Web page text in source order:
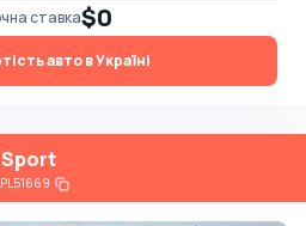
ставка$0
авто в Україні
Sport